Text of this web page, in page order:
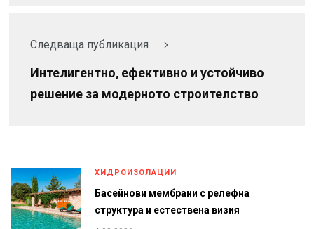
Следваща публикация
Интелигентно, ефективно и устойчиво
решение за модерното строителство
ХИДРОИЗОЛАЦИИ
Басейнови мембрани с релефна
структура и естествена визия